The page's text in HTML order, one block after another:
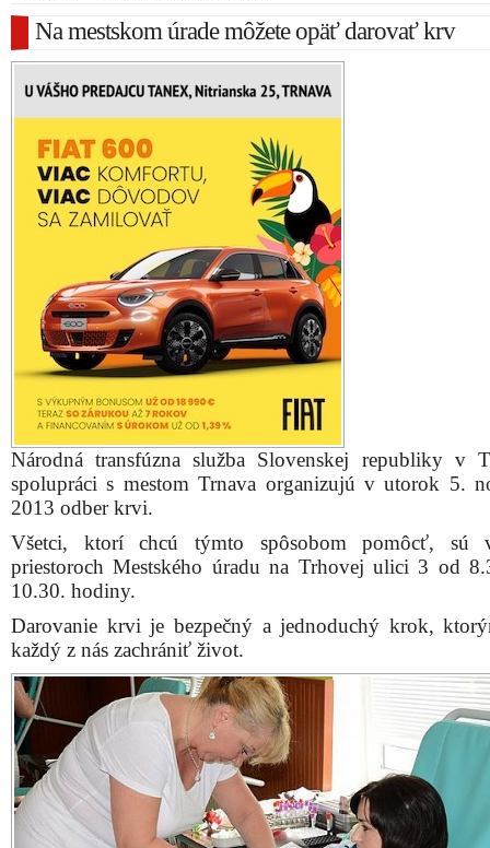
Na mestskom úrade môžete opäť darovať krv
Národná transfúzna služba Slovenskej republiky v
spolupráci s mestom Trnava organizujú v utorok 5.
2013 odber krvi.
Všetci, ktorí chcú týmto spôsobom pomôcť, sú
priestoroch Mestského úradu na Trhovej ulici 3 od
10.30. hodiny.
Darovanie krvi je bezpečný a jednoduchý krok,
každý z nás zachrániť život.